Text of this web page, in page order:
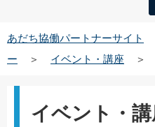
あだち協働パートナーサイト
ー
＞ イベント・講座 ＞
イベント・